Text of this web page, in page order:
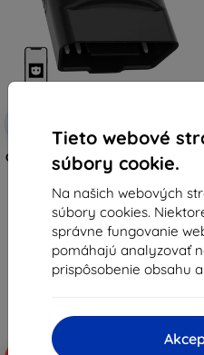
Tieto webové
súbory cookie.
Na našich webových
súbory cookies.
správne fungovanie
pomáhajú analyzovať
prispôsobenie obsahu
kupónom
OBDeleven 3 diagnostický skener
105,90 €
95,31 €
Na sklade > 5 ks
Doprava zadarmo